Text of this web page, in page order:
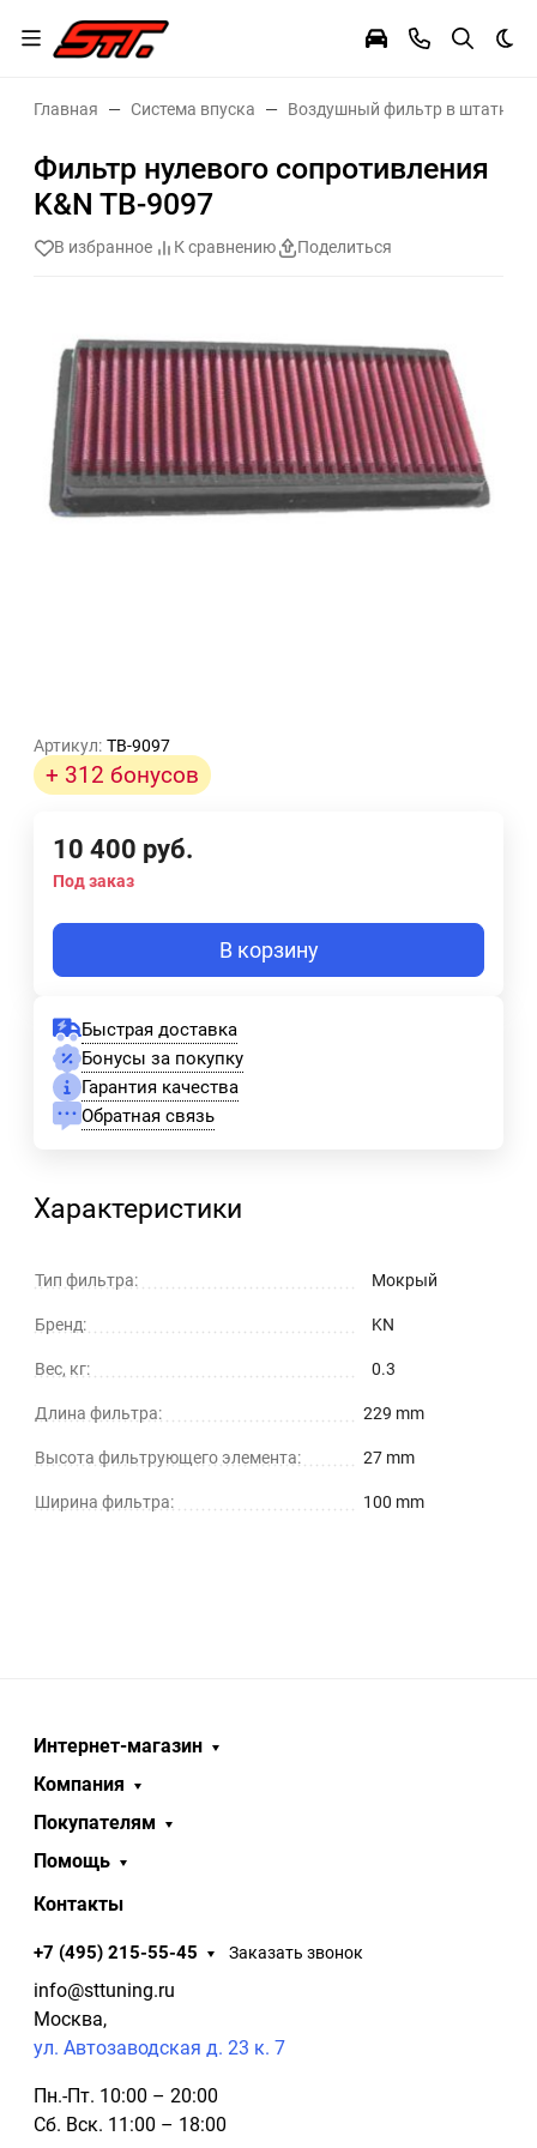
Главная Система впуска Воздушный фильтр в штатное
Фильтр нулевого сопротивления
K&N TB-9097
В избранное К сравнению Поделиться
Артикул: TB-9097
+ 312 бонусов
10 400 руб.
Под заказ
В корзину
Быстрая доставка
Бонусы за покупку
Гарантия качества
Обратная связь
Характеристики
Тип фильтра: Мокрый
Бренд: KN
Вес, кг: 0.3
Длина фильтра: 229 mm
Высота фильтрующего элемента: 27 mm
Ширина фильтра: 100 mm
Интернет-магазин
Компания
Покупателям
Помощь
Контакты
+7 (495) 215-55-45 Заказать звонок
info@sttuning.ru
Москва,
ул. Автозаводская д. 23 к. 7
Пн.-Пт. 10:00 – 20:00
Сб. Вск. 11:00 – 18:00